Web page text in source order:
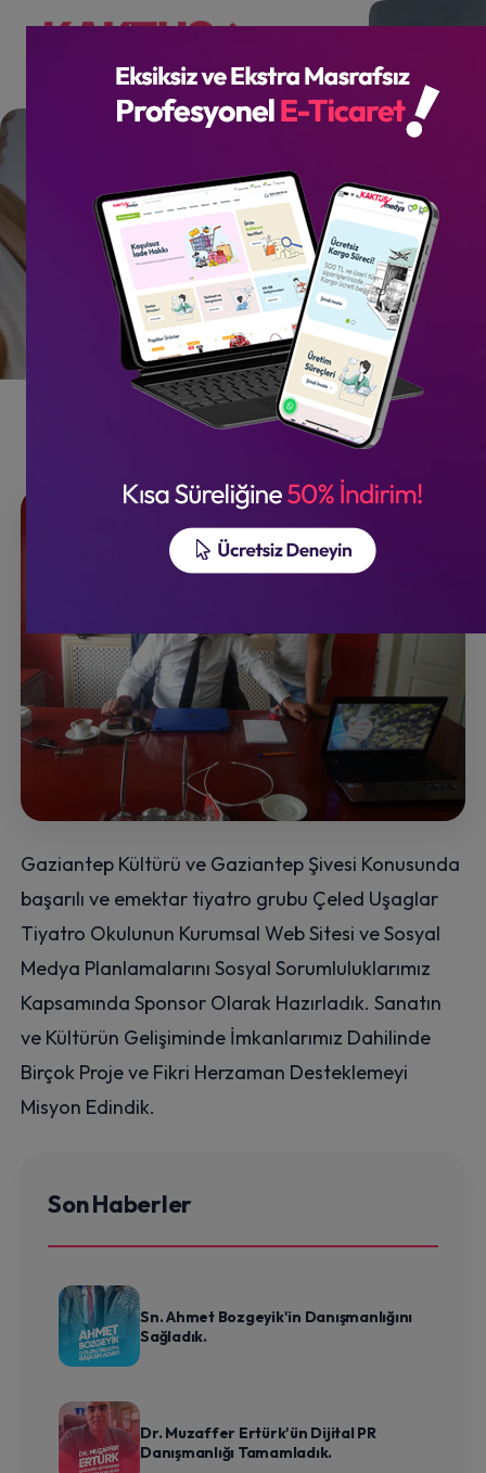
Kaktüs Creative
Sponsorluğunda Çeled
Uşaglar Web Sitesi
Gaziantep Kültürü ve Gaziantep Şivesi Konusunda
başarılı ve emektar tiyatro grubu Çeled Uşaglar
Tiyatro Okulunun Kurumsal Web Sitesi ve Sosyal
Medya Planlamalarını Sosyal Sorumluluklarımız
Kapsamında Sponsor Olarak Hazırladık. Sanatın
ve Kültürün Gelişiminde İmkanlarımız Dahilinde
Birçok Proje ve Fikri Herzaman Desteklemeyi
Misyon Edindik.
Son Haberler
Sn. Ahmet Bozgeyik'in Danışmanlığını
Sağladık.
Dr. Muzaffer Ertürk'ün Dijital PR
Danışmanlığı Tamamladık.